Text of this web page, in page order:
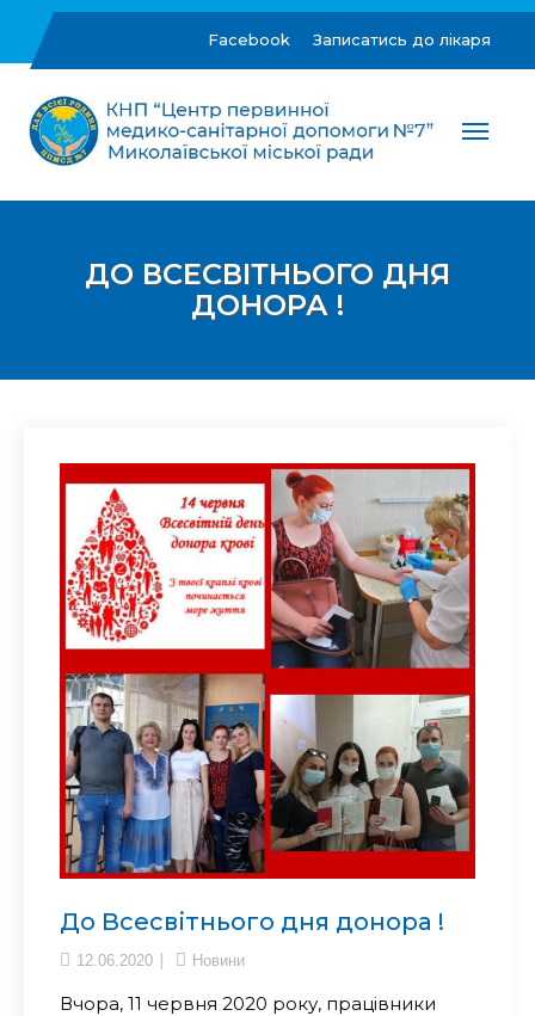
content
Facebook Записатись до лікаря
ЦПМСД №7 м.Миколаїв
первинної медико-санітарної допомоги №7"
ДО ВСЕСВІТНЬОГО ДНЯ
ДОНОРА !
До Всесвітнього дня донора !
12.06.2020 Новини
Вчора, 11 червня 2020 року, працівники